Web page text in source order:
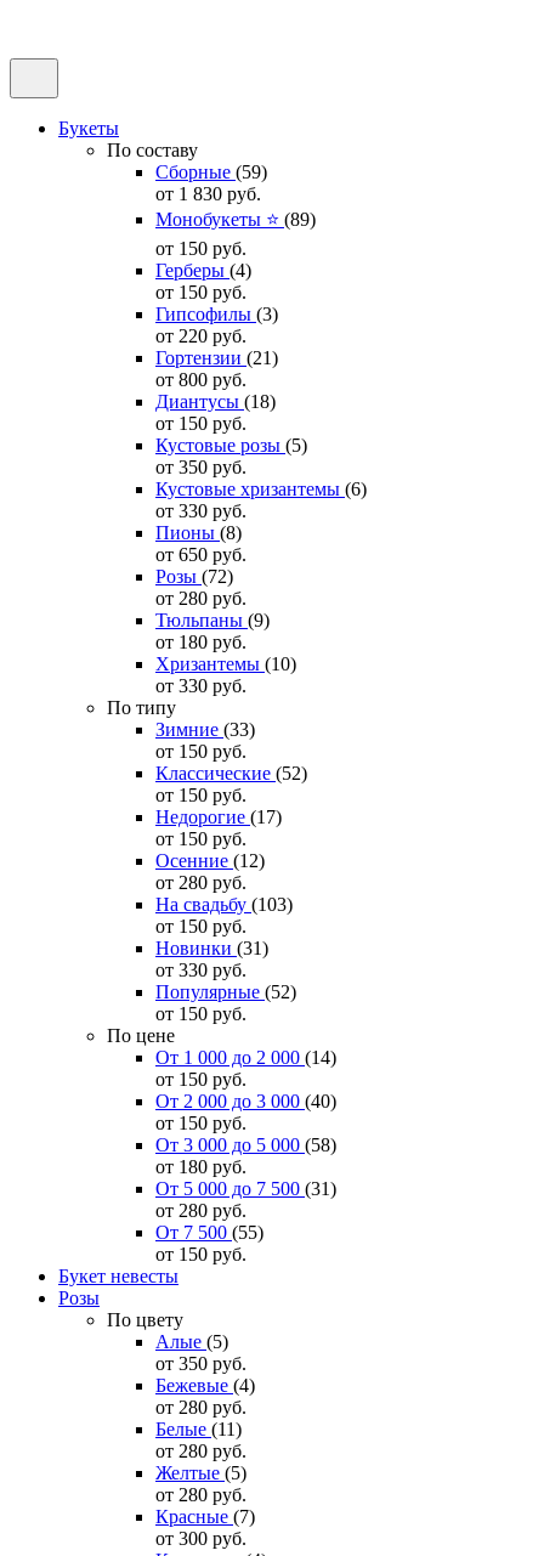
Букеты
По составу
Сборные (59)
от 1 830 руб.
Монобукеты ⭐ (89)
от 150 руб.
Герберы (4)
от 150 руб.
Гипсофилы (3)
от 220 руб.
Гортензии (21)
от 800 руб.
Диантусы (18)
от 150 руб.
Кустовые розы (5)
от 350 руб.
Кустовые хризантемы (6)
от 330 руб.
Пионы (8)
от 650 руб.
Розы (72)
от 280 руб.
Тюльпаны (9)
от 180 руб.
Хризантемы (10)
от 330 руб.
По типу
Зимние (33)
от 150 руб.
Классические (52)
от 150 руб.
Недорогие (17)
от 150 руб.
Осенние (12)
от 280 руб.
На свадьбу (103)
от 150 руб.
Новинки (31)
от 330 руб.
Популярные (52)
от 150 руб.
По цене
От 1 000 до 2 000 (14)
от 150 руб.
От 2 000 до 3 000 (40)
от 150 руб.
От 3 000 до 5 000 (58)
от 180 руб.
От 5 000 до 7 500 (31)
от 280 руб.
От 7 500 (55)
от 150 руб.
Букет невесты
Розы
По цвету
Алые (5)
от 350 руб.
Бежевые (4)
от 280 руб.
Белые (11)
от 280 руб.
Желтые (5)
от 280 руб.
Красные (7)
от 300 руб.